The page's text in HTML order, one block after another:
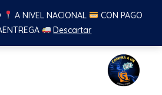
A NIVEL NACIONAL
CON PAGO
Descartar